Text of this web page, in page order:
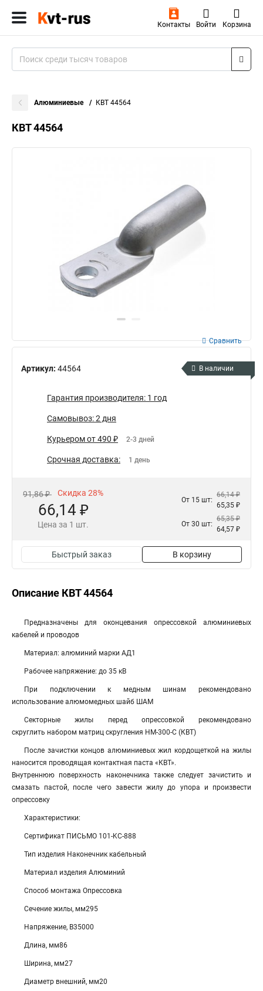
Контакты Войти Корзина
Алюминиевые КВТ 44564
КВТ 44564
Артикул: 44564
Сравнить
В наличии
Гарантия производителя: 1 год
Самовывоз: 2 дня
Курьером от 490 ₽ 2-3 дней
Срочная доставка: 1 день
91,86 ₽ Скидка 28%
66,14 ₽
Цена за 1 шт.
От 15 шт:
66,14 ₽
65,35 ₽
От 30 шт:
65,35 ₽
64,57 ₽
Быстрый заказ В корзину
Описание КВТ 44564
Предназначены для оконцевания опрессовкой алюминиевых
кабелей и проводов
Материал: алюминий марки АД1
Рабочее напряжение: до 35 кВ
При подключении к медным шинам рекомендовано
использование алюмомедных шайб ШАМ
Секторные жилы перед опрессовкой рекомендовано
скруглить набором матриц скругления НМ-300-C (КВТ)
После зачистки концов алюминиевых жил кордощеткой на жилы
наносится проводящая контактная паста «КВТ».
Внутреннюю поверхность наконечника также следует зачистить и
смазать пастой, после чего завести жилу до упора и произвести
опрессовку
Характеристики:
Сертификат ПИСЬМО 101-KC-888
Тип изделия Наконечник кабельный
Материал изделия Алюминий
Способ монтажа Опрессовка
Сечение жилы, мм295
Напряжение, В35000
Длина, мм86
Ширина, мм27
Диаметр внешний, мм20